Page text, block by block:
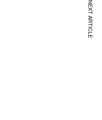
NEXT ARTICLE